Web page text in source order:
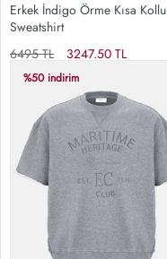
Erkek İndigo Örme Kısa Kollu
Sweatshirt
6495 TL
3247.50 TL
%50 indirim